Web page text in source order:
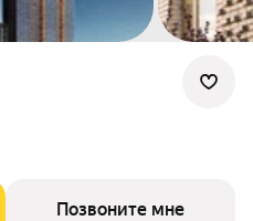
Позвоните мне